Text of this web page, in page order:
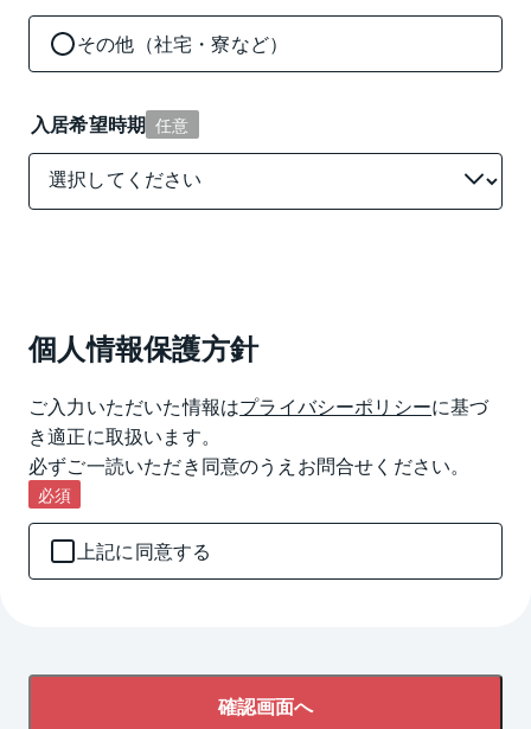
その他（社宅・寮など）
入居希望時期 任意
個人情報保護方針
ご入力いただいた情報はプライバシーポリシーに基づ
き適正に取扱います。
必ずご一読いただき同意のうえお問合せください。
必須
上記に同意する
確認画面へ